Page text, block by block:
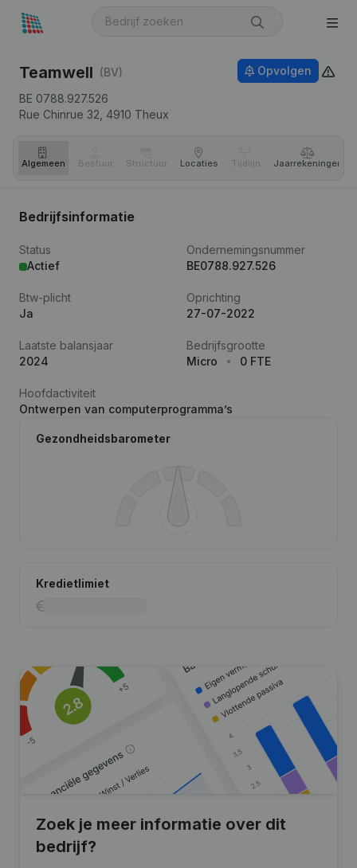
Teamwell (BV)
BE 0788.927.526
Rue Chinrue 32, 4910 Theux
Opvolgen
Algemeen Bestuur Structuur Locaties Tijdlijn Jaar­rekeningen
Bedrijfsinformatie
Status
Actief
Ondernemingsnummer
BE0788.927.526
Btw-plicht
Ja
Oprichting
27-07-2022
Laatste balansjaar
2024
Bedrijfsgrootte
Micro
0 FTE
Hoofdactiviteit
Ontwerpen van computerprogramma’s
Gezondheidsbarometer
Kredietlimiet
Zoek je meer informatie over dit
bedrijf?